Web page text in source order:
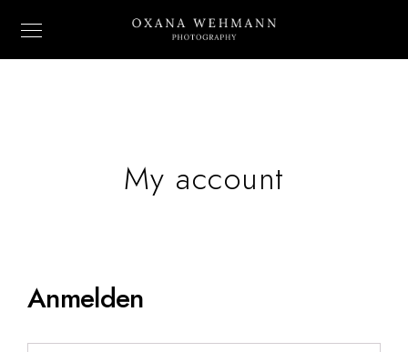
My account
Anmelden